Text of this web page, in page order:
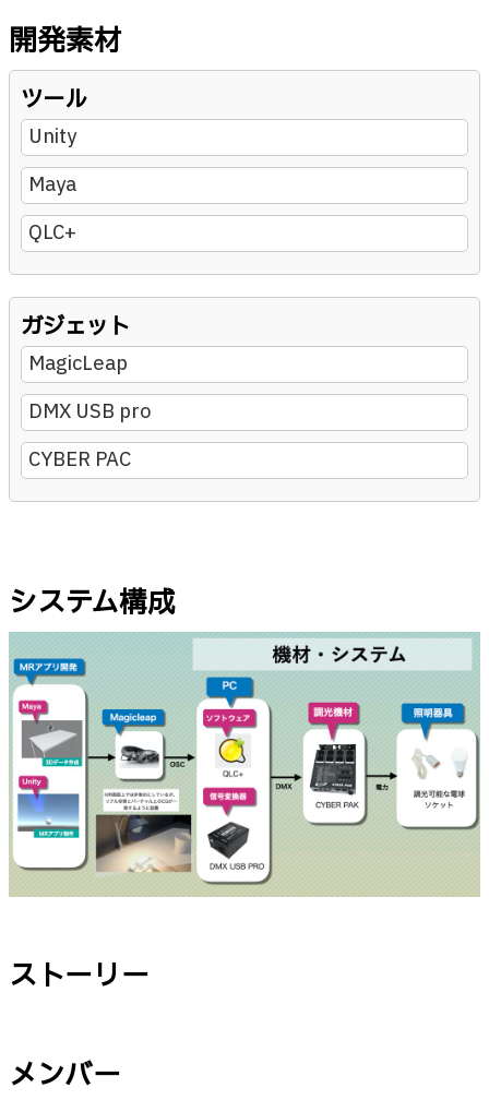
開発素材
ツール
Unity
Maya
QLC+
ガジェット
MagicLeap
DMX USB pro
CYBER PAC
システム構成
ストーリー
メンバー